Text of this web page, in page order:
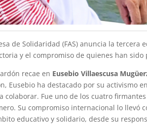
de Solidaridad (FAS) anuncia la tercera
y el compromiso de quienes han
recae en Eusebio Villaescusa
Eusebio ha destacado por su activismo
colaborar. Fue uno de los cuatro
Su compromiso internacional lo llevó
educativo y solidario, desde su